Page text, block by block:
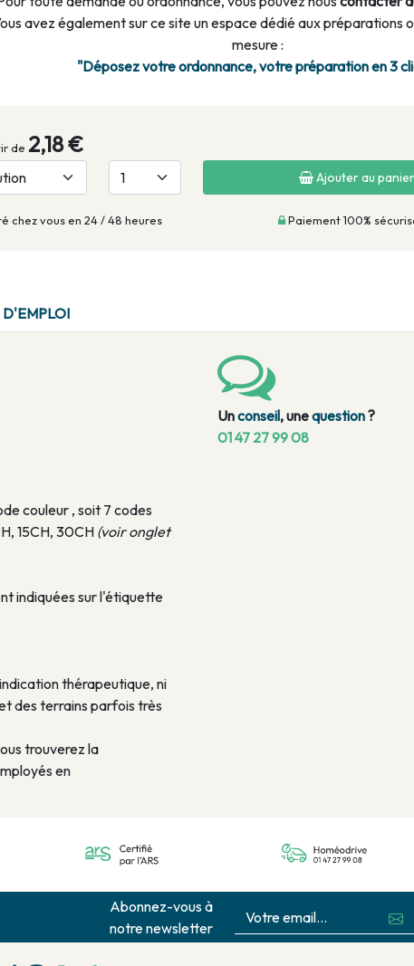
avez également sur ce site un espace dédié aux préparations
mesure :
"Déposez votre ordonnance, votre préparation en 3
de 2,18 €
Ajouter au panier
chez vous en 24 / 48 heures Paiement 100%
D'EMPLOI
couleur , soit 7 codes
15CH, 30CH (voir onglet
indiquées sur l'étiquette
thérapeutique, ni
des terrains parfois très
trouverez la
en
Unconseil, unequestion?
01 47 27 99 08
Abonnez-vous à
notre newsletter